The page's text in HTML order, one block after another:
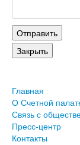
Главная
О Счетной
Связь с
Пресс-центр
Контакты